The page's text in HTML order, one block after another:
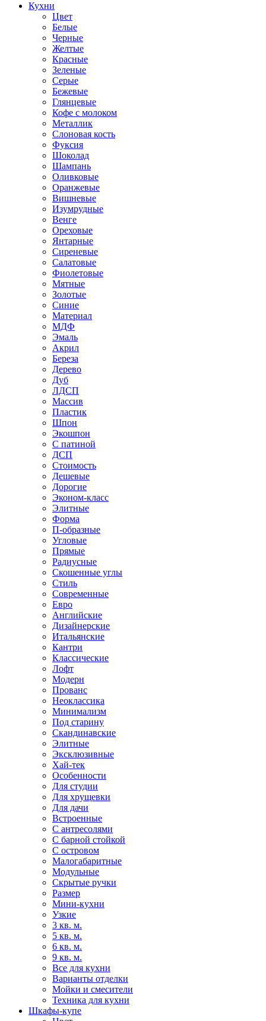
Кухни
Цвет
Белые
Черные
Желтые
Красные
Зеленые
Серые
Бежевые
Глянцевые
Кофе с молоком
Металлик
Слоновая кость
Фуксия
Шоколад
Шампань
Оливковые
Оранжевые
Вишневые
Изумрудные
Венге
Ореховые
Янтарные
Сиреневые
Салатовые
Фиолетовые
Мятные
Золотые
Синие
Материал
МДФ
Эмаль
Акрил
Береза
Дерево
Дуб
ЛДСП
Массив
Пластик
Шпон
Экошпон
С патиной
ДСП
Стоимость
Дешевые
Дорогие
Эконом-класс
Элитные
Форма
П-образные
Угловые
Прямые
Радиусные
Скошенные углы
Стиль
Современные
Евро
Английские
Дизайнерские
Итальянские
Кантри
Классические
Лофт
Модерн
Прованс
Неоклассика
Минимализм
Под старину
Скандинавские
Элитные
Эксклюзивные
Хай-тек
Особенности
Для студии
Для хрущевки
Для дачи
Встроенные
С антресолями
С барной стойкой
С островом
Малогабаритные
Модульные
Скрытые ручки
Размер
Мини-кухни
Узкие
3 кв. м.
5 кв. м.
6 кв. м.
9 кв. м.
Все для кухни
Варианты отделки
Мойки и смесители
Техника для кухни
Шкафы-купе